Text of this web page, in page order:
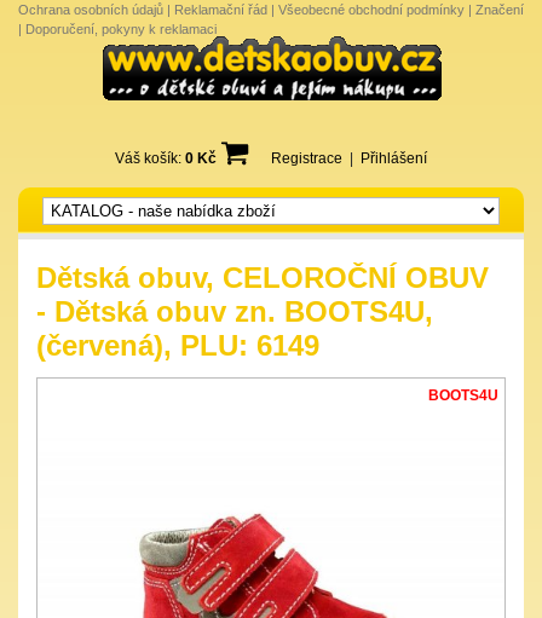
Ochrana osobních údajů | Reklamační řád | Všeobecné obchodní podmínky | Značení
| Doporučení, pokyny k reklamaci
Váš košík: 0 Kč Registrace Přihlášení
Dětská obuv, CELOROČNÍ OBUV
- Dětská obuv zn. BOOTS4U,
(červená), PLU: 6149
BOOTS4U